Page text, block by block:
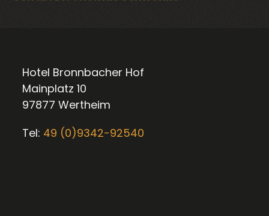
Hotel Bronnbacher Hof
Mainplatz 10
97877 Wertheim
Tel: 49 (0)9342-92540